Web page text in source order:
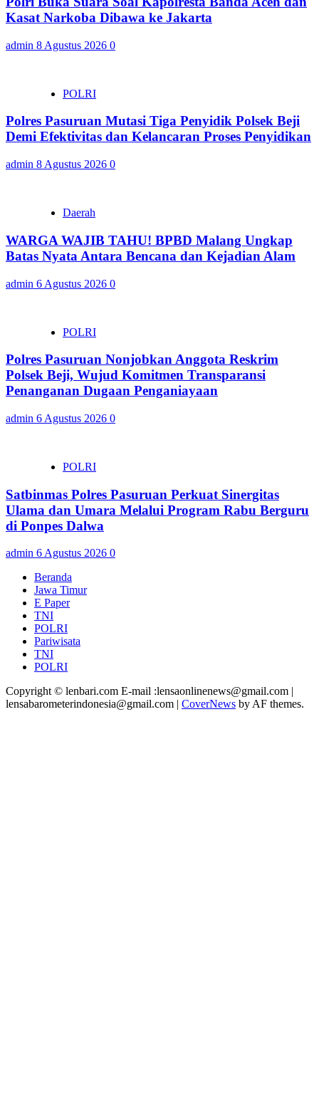
Kasat Narkoba Dibawa ke Jakarta
admin 8 Agustus 2026 0
POLRI
Polres Pasuruan Mutasi Tiga Penyidik Polsek Beji
Demi Efektivitas dan Kelancaran Proses Penyidikan
admin 8 Agustus 2026 0
Daerah
WARGA WAJIB TAHU! BPBD Malang Ungkap
Batas Nyata Antara Bencana dan Kejadian Alam
admin 6 Agustus 2026 0
POLRI
Polres Pasuruan Nonjobkan Anggota Reskrim
Polsek Beji, Wujud Komitmen Transparansi
Penanganan Dugaan Penganiayaan
admin 6 Agustus 2026 0
POLRI
Satbinmas Polres Pasuruan Perkuat Sinergitas
Ulama dan Umara Melalui Program Rabu Berguru
di Ponpes Dalwa
admin 6 Agustus 2026 0
Beranda
Jawa Timur
E Paper
TNI
POLRI
Pariwisata
TNI
POLRI
Copyright © lenbari.com E-mail :lensaonlinenews@gmail.com |
lensabarometerindonesia@gmail.com | CoverNews by AF themes.